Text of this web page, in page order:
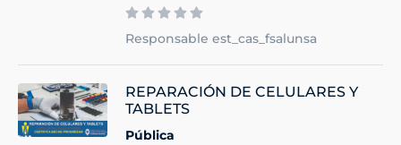
Responsable est_cas_fsalunsa
REPARACIÓN DE CELULARES Y
TABLETS
Pública